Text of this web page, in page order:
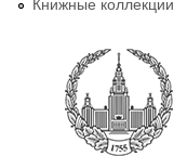
Книжные коллекции